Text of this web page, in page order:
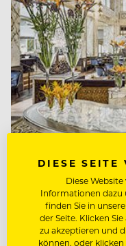
Brasserie
DIESE SEITE
Diese
Informationen dazu
finden Sie in
der Seite. Klicken
zu akzeptieren und
können, oder klicken